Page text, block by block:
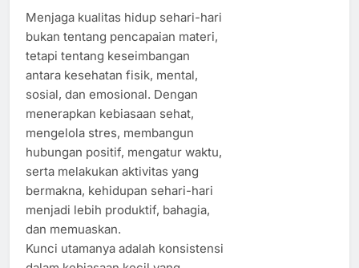
Menjaga kualitas hidup sehari-hari
bukan tentang pencapaian materi,
tetapi tentang keseimbangan
antara kesehatan fisik, mental,
sosial, dan emosional. Dengan
menerapkan kebiasaan sehat,
mengelola stres, membangun
hubungan positif, mengatur waktu,
serta melakukan aktivitas yang
bermakna, kehidupan sehari-hari
menjadi lebih produktif, bahagia,
dan memuaskan.
Kunci utamanya adalah konsistensi